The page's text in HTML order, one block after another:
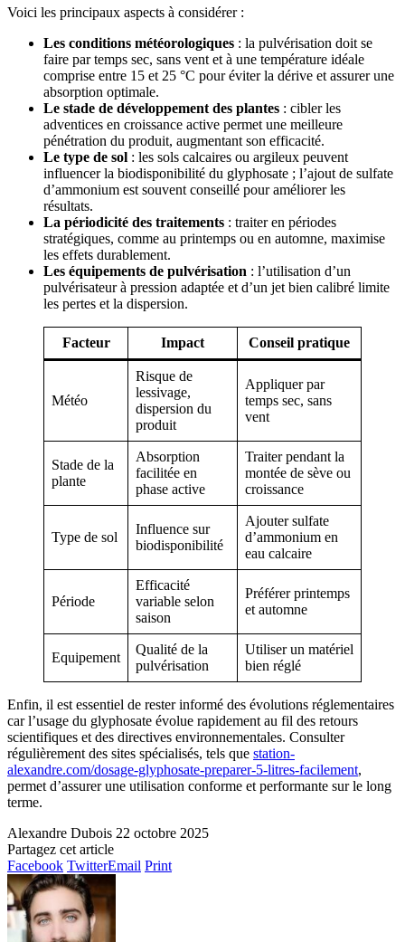
Voici les principaux aspects à considérer :
Les conditions météorologiques : la pulvérisation doit se
faire par temps sec, sans vent et à une température idéale
comprise entre 15 et 25 °C pour éviter la dérive et assurer une
absorption optimale.
Le stade de développement des plantes : cibler les
adventices en croissance active permet une meilleure
pénétration du produit, augmentant son efficacité.
Le type de sol : les sols calcaires ou argileux peuvent
influencer la biodisponibilité du glyphosate ; l’ajout de sulfate
d’ammonium est souvent conseillé pour améliorer les
résultats.
La périodicité des traitements : traiter en périodes
stratégiques, comme au printemps ou en automne, maximise
les effets durablement.
Les équipements de pulvérisation : l’utilisation d’un
pulvérisateur à pression adaptée et d’un jet bien calibré limite
les pertes et la dispersion.
Facteur Impact Conseil pratique
Météo
Risque de
lessivage,
dispersion du
produit
Appliquer par
temps sec, sans
vent
Stade de la
plante
Absorption
facilitée en
phase active
Traiter pendant la
montée de sève ou
croissance
Type de sol
Influence sur
biodisponibilité
Ajouter sulfate
d’ammonium en
eau calcaire
Période
Efficacité
variable selon
saison
Préférer printemps
et automne
Equipement
Qualité de la
pulvérisation
Utiliser un matériel
bien réglé
Enfin, il est essentiel de rester informé des évolutions réglementaires
car l’usage du glyphosate évolue rapidement au fil des retours
scientifiques et des directives environnementales. Consulter
régulièrement des sites spécialisés, tels que station-
alexandre.com/dosage-glyphosate-preparer-5-litres-facilement,
permet d’assurer une utilisation conforme et performante sur le long
terme.
Alexandre Dubois 22 octobre 2025
Partagez cet article
Facebook TwitterEmail Print